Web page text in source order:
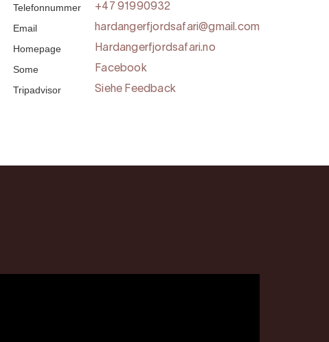
Telefonnummer +47 91990932
Email hardangerfjordsafari@gmail.com
Homepage Hardangerfjordsafari.no
Some Facebook
Tripadvisor Siehe Feedback